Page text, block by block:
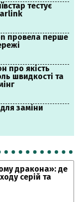
тестує
провела перше
про якість
швидкості та
заміни
дракона»: де
серій та